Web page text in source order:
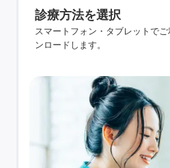
診療方法を選択
スマートフォン・タブレットで
ンロードします。